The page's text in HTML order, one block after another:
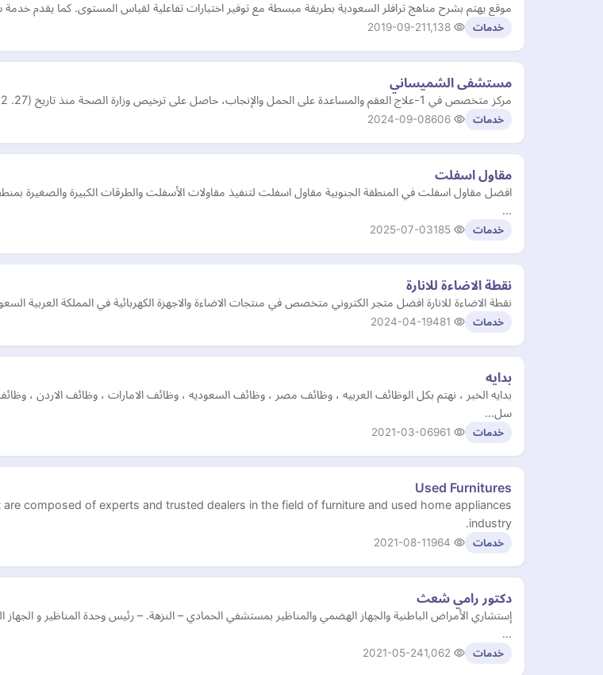
موقع يهتم بشرح مناهج ترافلر السعودية بطريقة مبسطة مع توفير اختبارات تفاعلية لقياس المستوى. كما يقدم خدمة
خدمات 2019-09-21
مستشفى الشميساني
مركز متخصص في 1-علاج العقم والمساعدة على الحمل والإنجاب، حاصل على ترخيص وزارة الصحة منذ تاريخ (27. 12. 2015) و يسعدنا ان نستقبل كافة المرضى من جميع دول العالم
خدمات 2024-09-08
مقاول اسفلت
افضل مقاول اسفلت في المنطقة الجنوبية مقاول اسفلت لتنفيذ مقاولات الأسفلت والطرقات الكبيرة والصغيرة
…
خدمات 2025-07-03
نقطة الاضاءة للانارة
نقطة الاضاءة للانارة افضل متجر الكتروني متخصص في منتجات الاضاءة والاجهزة الكهربائية في المملكة العربية
خدمات 2024-04-19
بدايه
بدايه الخبر ، نهتم بكل الوظائف العربيه ، وظائف مصر ، وظائف السعوديه ، وظائف الامارات ، وظائف الاردن
سل…
خدمات 2021-03-06
Used Furnitures
composed of experts and trusted dealers in the field of furniture and used home appliances
industry.
خدمات 2021-08-11
دكتور رامي شعث
إستشاري الأمراض الباطنية والجهاز الهضمي والمناظير بمستشفي الحمادي – النزهة. – رئيس وحدة المناظير و
…
خدمات 2021-05-24